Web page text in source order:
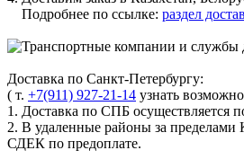
Подробнее по ссылке: раздел
Доставка по Санкт-Петербургу:
( т. +7(911) 927-21-14 узнать
1. Доставка по СПБ осуществляется
2. В удаленные районы за
СДЕК по предоплате.